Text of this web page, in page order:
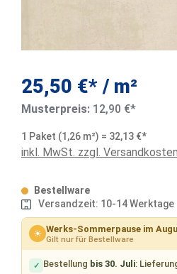
25,50 €* / m²
Musterpreis: 12,90 €*
1 Paket (1,26 m²) = 32,13 €*
inkl. MwSt. zzgl. Versandkosten
Bestellware
Versandzeit: 10-14 Werktage
☀ Werks-Sommerpause im
Gilt nur für Bestellware
✓ Bestellung bis 30. Juli: